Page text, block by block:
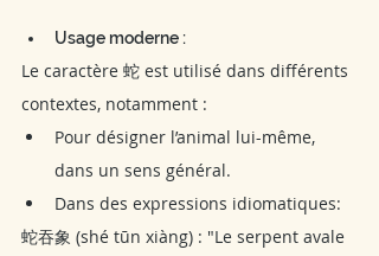
Usage moderne :
Le caractère 蛇 est utilisé dans différents
contextes, notamment :
Pour désigner l’animal lui-même,
dans un sens général.
Dans des expressions idiomatiques:
蛇吞象 (shé tūn xiàng) : "Le serpent avale